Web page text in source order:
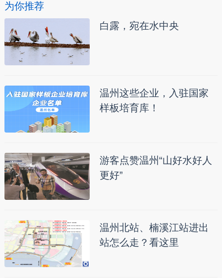
为你推荐
白露，宛在水中央
温州这些企业，入驻国家
样板培育库！
游客点赞温州“山好水好人
更好”
温州北站、楠溪江站进出
站怎么走？看这里